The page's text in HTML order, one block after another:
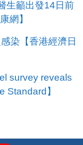
生籲出發14日前
網】
染【香港經濟日
survey reveals
Standard】